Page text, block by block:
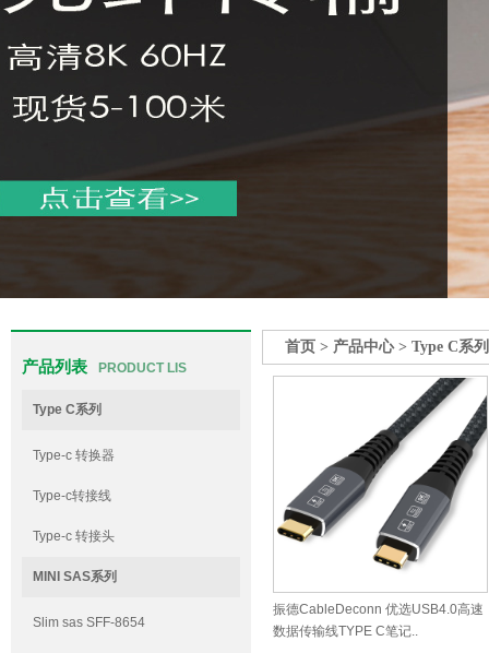
产品列表 PRODUCT LIS
Type C系列
Type-c 转换器
Type-c转接线
Type-c 转接头
MINI SAS系列
Slim sas SFF-8654
首页 > 产品中心> Type C系列
振德CableDeconn 优选USB4.0高速
数据传输线TYPE C笔记..